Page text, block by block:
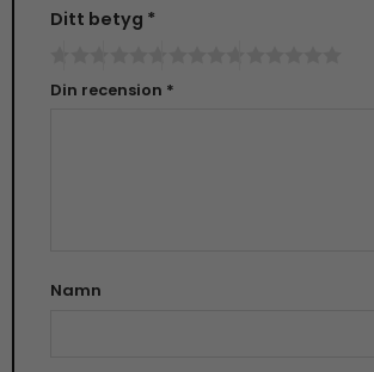
Ditt betyg *
Din recension *
Namn